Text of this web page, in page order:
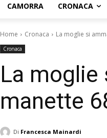
CAMORRA CRONACA
Home Cronaca La moglie si
Cronaca
La moglie
manette
Di Francesca Mainardi